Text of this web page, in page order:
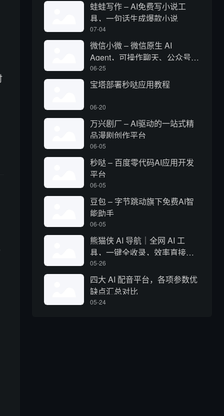
蛙蛙写作 – AI免费写小说工
具，一句话生成爆款小说
07-04
微信小微 – 微信原生 AI
Agent，可操作聊天、公众号、
视频号和小程序
06-25
宝塔部署秒哒应用教程
06-20
万兴剧厂 – AI驱动的一站式精
品漫剧创作平台
06-05
秒哒 – 百度零代码AI应用开发
平台
06-05
豆包 – 字节跳动旗下免费AI智
能助手
06-05
熊猫侠 AI 导航｜全网 AI 工
具，一键全收录，效率直接拉
满
05-26
四大 AI 配音平台，各项参数优
缺点汇总对比
05-24